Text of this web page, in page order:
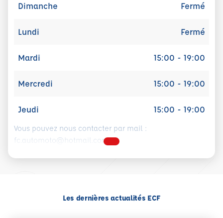
Dimanche Fermé
Lundi Fermé
Mardi 15:00 - 19:00
Mercredi 15:00 - 19:00
Jeudi 15:00 - 19:00
Vous pouvez nous contacter par mail :
fc.automoto@hotmail.com
Les dernières actualités ECF